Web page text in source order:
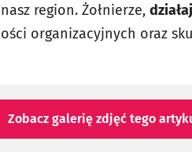
region. Żołnierze,
organizacyjnych oraz
Zobacz galerię zdjęć tego